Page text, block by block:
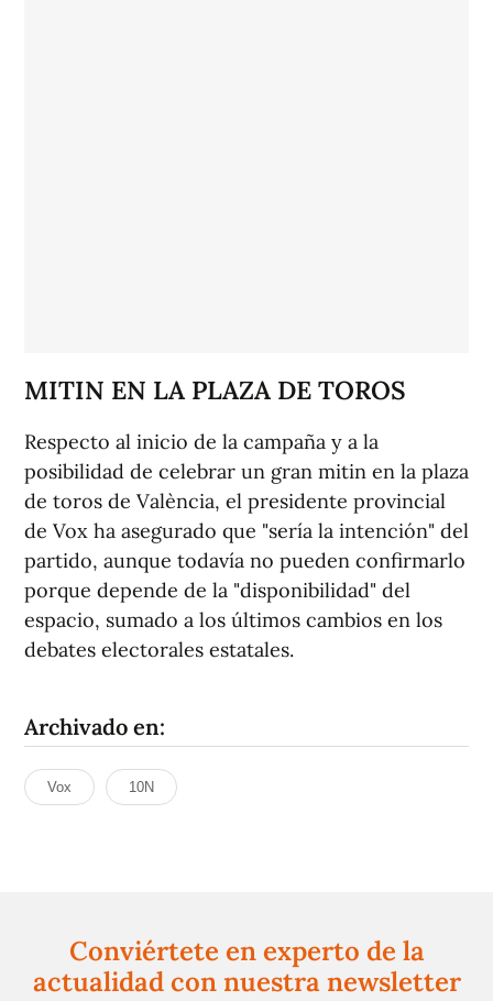
MITIN EN LA PLAZA DE TOROS
Respecto al inicio de la campaña y a la
posibilidad de celebrar un gran mitin en la plaza
de toros de València, el presidente provincial
de Vox ha asegurado que "sería la intención" del
partido, aunque todavía no pueden confirmarlo
porque depende de la "disponibilidad" del
espacio, sumado a los últimos cambios en los
debates electorales estatales.
Archivado en:
Vox 10N
Conviértete en experto de la
actualidad con nuestra newsletter